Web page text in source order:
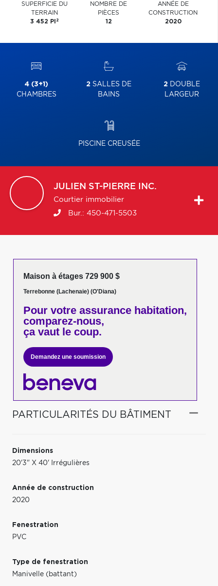
SUPERFICIE DU
TERRAIN
3 452 PI 2
NOMBRE DE
PIÈCES
12
ANNÉE DE
CONSTRUCTION
2020
4 (3+1)
CHAMBRES
2 SALLES DE
BAINS
2DOUBLE
LARGEUR
PISCINE CREUSÉE
JULIEN ST-PIERRE INC.
Courtier immobilier
Bur.: 450-471-5503
Maison à étages 729 900 $
Terrebonne (Lachenaie) (O'Diana)
Pour votreassurance habitation,
comparez-nous,
ça vaut le coup.
Demandez une soumission
PARTICULARITÉS DU BÂTIMENT
Dimensions
20'3" X 40' Irrégulières
Année de construction
2020
Fenestration
PVC
Type de fenestration
Manivelle (battant)